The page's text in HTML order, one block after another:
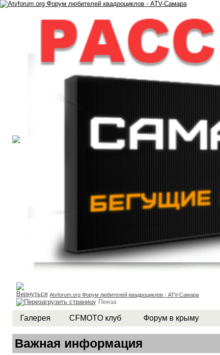
Atvforum.org Форум любителей квадроциклов - ATV-Самара
Пенза
Галерея CFMOTO клуб Форум в крыму
Важная информация